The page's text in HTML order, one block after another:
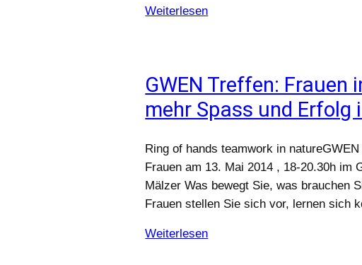
Weiterlesen
GWEN Treffen: Frauen
mehr Spass und Erfolg
Ring of hands teamwork in
Frauen am 13. Mai 2014 , 18-20.30h im
Mälzer Was bewegt Sie, was brauchen
Frauen stellen Sie sich vor, lernen sich
Weiterlesen